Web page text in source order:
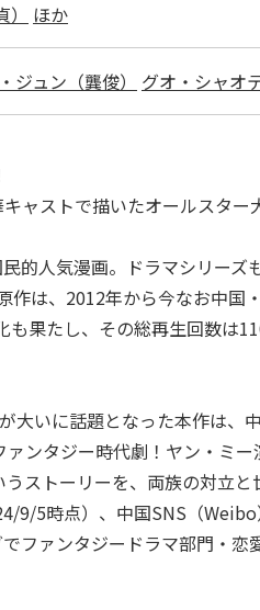
ほか
ジュン（龔俊） グオ・シャオ
ャストで描いたオールスター
的人気漫画。ドラマシリー
は、2012年から今なお中
果たし、その総再生回数は
大いに話題となった本作は
ンタジー時代劇！ヤン・ミ
ストーリーを、両族の対立
9/5時点）、中国SNS（
ファンタジードラマ部門・